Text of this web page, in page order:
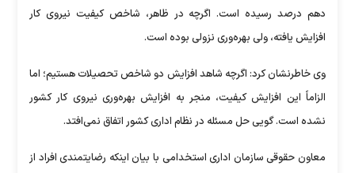
دهم درصد رسیده است. اگرچه در ظاهر، شاخص کیفیت نیروی کار
افزایش یافته، ولی بهره‌وری نزولی بوده است.
وی خاطرنشان کرد: اگرچه شاهد افزایش دو شاخص تحصیلات هستیم؛ اما
الزاماً این افزایش کیفیت، منجر به افزایش بهره‌وری نیروی کار کشور
نشده است. گویی حل مسئله در نظام اداری کشور اتفاق نمی‌افتد.
معاون حقوقی سازمان اداری استخدامی با بیان اینکه رضایتمندی افراد از